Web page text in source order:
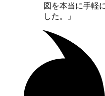
図を本当に手軽
した。」